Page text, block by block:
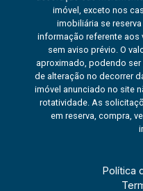
imóvel, exceto nos
imobiliária se
informação referente aos
sem aviso prévio. O
aproximado, podendo ser
de alteração no decorrer
imóvel anunciado no site
rotatividade. As
em reserva, compra,
Política